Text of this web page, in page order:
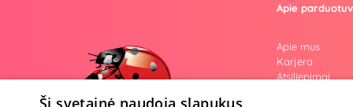
Apie
Apie mus
Karjera
Atsiliepimai
Ši svetainė naudoja slapukus